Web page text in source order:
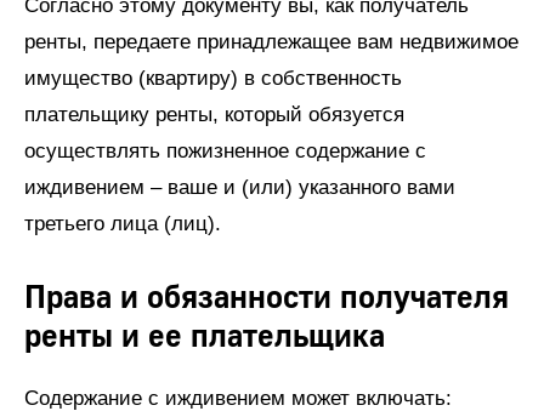
Согласно этому документу вы, как получатель
ренты, передаете принадлежащее вам недвижимое
имущество (квартиру) в собственность
плательщику ренты, который обязуется
осуществлять пожизненное содержание с
иждивением – ваше и (или) указанного вами
третьего лица (лиц).
Права и обязанности получателя
ренты и ее плательщика
Содержание с иждивением может включать: